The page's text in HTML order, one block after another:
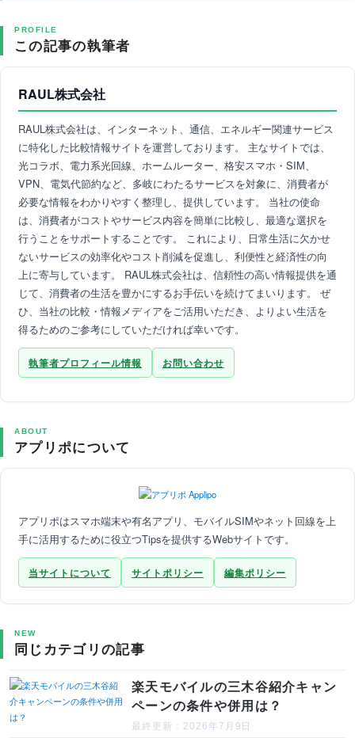
PROFILE
この記事の執筆者
RAUL株式会社
RAUL株式会社は、インターネット、通信、エネルギー関連サービス
に特化した比較情報サイトを運営しております。 主なサイトでは、
光コラボ、電力系光回線、ホームルーター、格安スマホ・SIM、
VPN、電気代節約など、多岐にわたるサービスを対象に、消費者が
必要な情報をわかりやすく整理し、提供しています。 当社の使命
は、消費者がコストやサービス内容を簡単に比較し、最適な選択を
行うことをサポートすることです。 これにより、日常生活に欠かせ
ないサービスの効率化やコスト削減を促進し、利便性と経済性の向
上に寄与しています。 RAUL株式会社は、信頼性の高い情報提供を通
じて、消費者の生活を豊かにするお手伝いを続けてまいります。 ぜ
ひ、当社の比較・情報メディアをご活用いただき、よりよい生活を
得るためのご参考にしていただければ幸いです。
執筆者プロフィール情報 お問い合わせ
ABOUT
アプリポについて
アプリポはスマホ端末や有名アプリ、モバイルSIMやネット回線を上
手に活用するために役立つTipsを提供するWebサイトです。
当サイトについて サイトポリシー 編集ポリシー
NEW
同じカテゴリの記事
楽天モバイルの三木谷紹介キャン
ペーンの条件や併用は？
最終更新：2026年7月9日